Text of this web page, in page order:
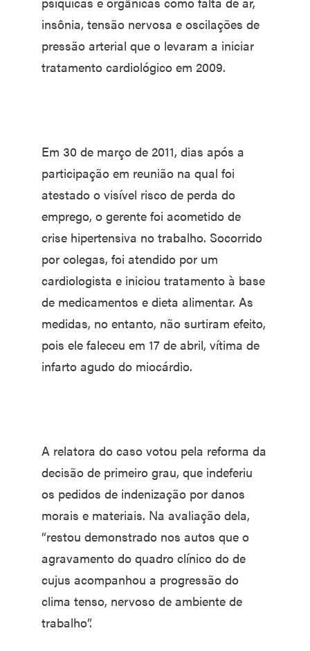
insônia, tensão nervosa e oscilações de
pressão arterial que o levaram a iniciar
tratamento cardiológico em 2009.
Em 30 de março de 2011, dias após a
participação em reunião na qual foi
atestado o visível risco de perda do
emprego, o gerente foi acometido de
crise hipertensiva no trabalho. Socorrido
por colegas, foi atendido por um
cardiologista e iniciou tratamento à base
de medicamentos e dieta alimentar. As
medidas, no entanto, não surtiram efeito,
pois ele faleceu em 17 de abril, vítima de
infarto agudo do miocárdio.
A relatora do caso votou pela reforma da
decisão de primeiro grau, que indeferiu
os pedidos de indenização por danos
morais e materiais. Na avaliação dela,
“restou demonstrado nos autos que o
agravamento do quadro clínico do de
cujus acompanhou a progressão do
clima tenso, nervoso de ambiente de
trabalho”.